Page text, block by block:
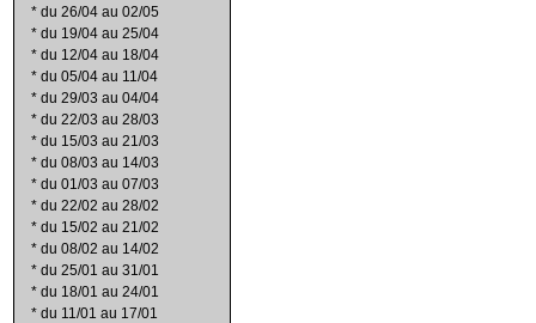
* du 26/04 au 02/05
* du 19/04 au 25/04
* du 12/04 au 18/04
* du 05/04 au 11/04
* du 29/03 au 04/04
* du 22/03 au 28/03
* du 15/03 au 21/03
* du 08/03 au 14/03
* du 01/03 au 07/03
* du 22/02 au 28/02
* du 15/02 au 21/02
* du 08/02 au 14/02
* du 25/01 au 31/01
* du 18/01 au 24/01
* du 11/01 au 17/01